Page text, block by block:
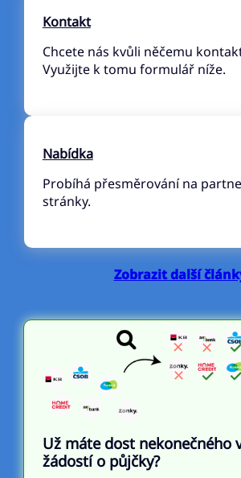
Kontakt
Chcete nás kvůli něčemu
Využijte k tomu formulář níže.
Nabídka
Probíhá přesměrování na
stránky.
Zobrazit další
Už máte dost nekonečného
žádostí o půjčky?